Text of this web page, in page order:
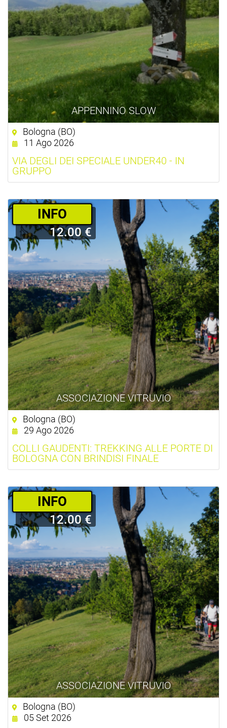
APPENNINO SLOW
Bologna (BO)
11 Ago 2026
VIA DEGLI DEI SPECIALE UNDER40 - IN
GRUPPO
ASSOCIAZIONE VITRUVIO
­INFO
12.00 €
Bologna (BO)
29 Ago 2026
COLLI GAUDENTI: TREKKING ALLE PORTE DI
BOLOGNA CON BRINDISI FINALE
ASSOCIAZIONE VITRUVIO
­INFO
12.00 €
Bologna (BO)
05 Set 2026